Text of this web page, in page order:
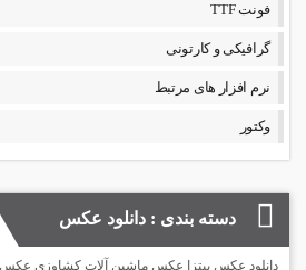
فونت TTF
گرافیکی و کارتونی
نرم افزار های مرتبط
وکتور
دسته بندی : دانلود عکس
دانلود عکس پیتزا عکس ماشین آلات کشاوزی